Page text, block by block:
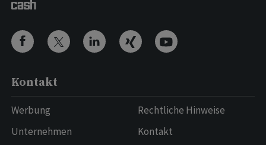
Kontakt
Werbung
Unternehmen
Rechtliche Hinweise
Kontakt